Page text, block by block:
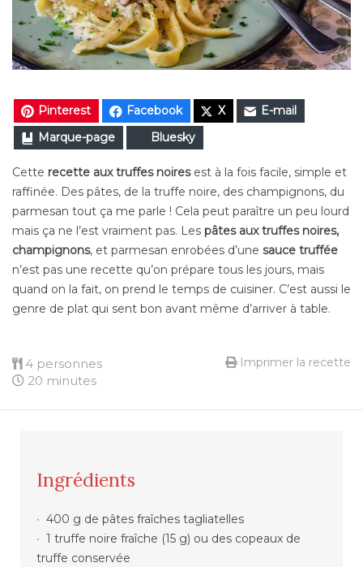
Pinterest Facebook X
E-mail
Marque-page
Bluesky
Cette recette aux truffes noires​ est à la fois facile, simple et
raffinée. Des pâtes, de la truffe noire, des champignons, du
parmesan tout ça me parle ! Cela peut paraître un peu lourd
mais ça ne l’est vraiment pas. Les pâtes aux truffes noires,
champignons, et parmesan enrobées d’une sauce truffée
n’est pas une recette qu’on prépare tous les jours, mais
quand on la fait, on prend le temps de cuisiner. C’est aussi le
genre de plat qui sent bon avant même d’arriver à table.
4 personnes
20 minutes
Imprimer la recette
Ingrédients
400 g de pâtes fraîches tagliatelles
1 truffe noire fraîche (15 g) ou des copeaux de
truffe conservée